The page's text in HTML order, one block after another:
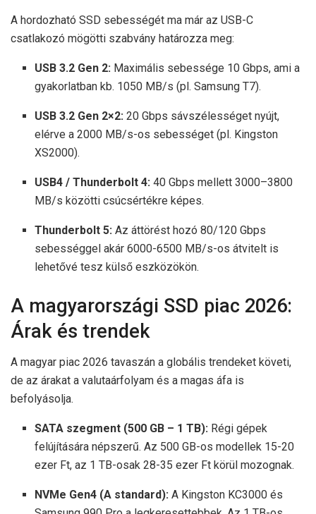
A hordozható SSD sebességét ma már az USB-C
csatlakozó mögötti szabvány határozza meg:
USB 3.2 Gen 2: Maximális sebessége 10 Gbps, ami a
gyakorlatban kb. 1050 MB/s (pl. Samsung T7).
USB 3.2 Gen 2×2: 20 Gbps sávszélességet nyújt,
elérve a 2000 MB/s-os sebességet (pl. Kingston
XS2000).
USB4 / Thunderbolt 4: 40 Gbps mellett 3000–3800
MB/s közötti csúcsértékre képes.
Thunderbolt 5: Az áttörést hozó 80/120 Gbps
sebességgel akár 6000-6500 MB/s-os átvitelt is
lehetővé tesz külső eszközökön.
A magyarországi SSD piac 2026:
Árak és trendek
A magyar piac 2026 tavaszán a globális trendeket követi,
de az árakat a valutaárfolyam és a magas áfa is
befolyásolja.
SATA szegment (500 GB – 1 TB): Régi gépek
felújítására népszerű. Az 500 GB-os modellek 15-20
ezer Ft, az 1 TB-osak 28-35 ezer Ft körül mozognak.
NVMe Gen4 (A standard): A Kingston KC3000 és